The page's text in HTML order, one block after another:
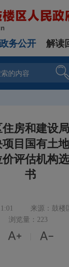
政务公开 解读
房和建设
目国有土
评估机构
书
来源：鼓楼
浏览量：223
 